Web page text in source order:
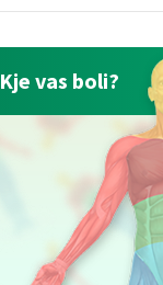
Kje vas boli?